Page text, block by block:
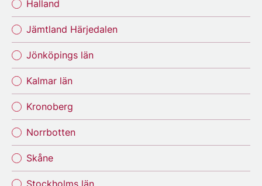
Halland
Jämtland Härjedalen
Jönköpings län
Kalmar län
Kronoberg
Norrbotten
Skåne
Stockholms län